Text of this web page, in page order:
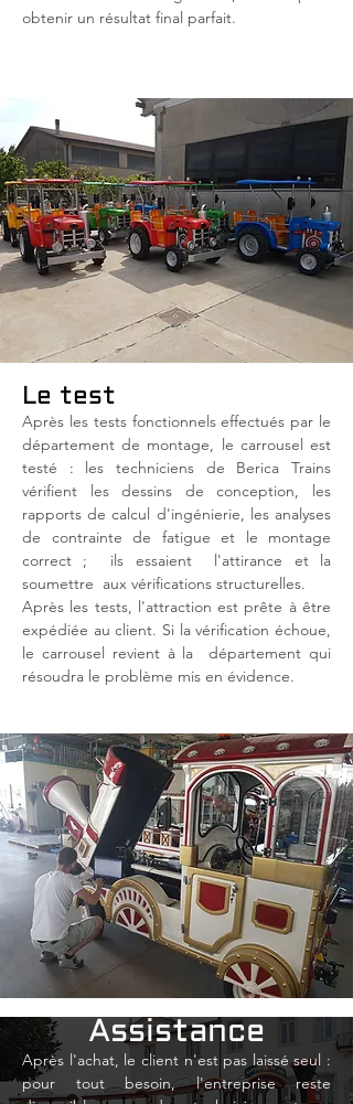
obtenir un résultat final parfait.
Le test
Après les tests fonctionnels effectués par le
département de montage, le carrousel est
testé : les techniciens de Berica Trains
vérifient les dessins de conception, les
rapports de calcul d'ingénierie, les analyses
de contrainte de fatigue et le montage
correct ;
ils essaient
l'attirance et la
soumettre aux vérifications structurelles.
Après les tests, l'attraction est prête à être
expédiée au client. Si la vérification échoue,
le carrousel revient à la
département qui
résoudra le problème mis en évidence.
Assistance
Après l'achat, le client n'est pas laissé seul :
pour tout besoin, l'entreprise reste